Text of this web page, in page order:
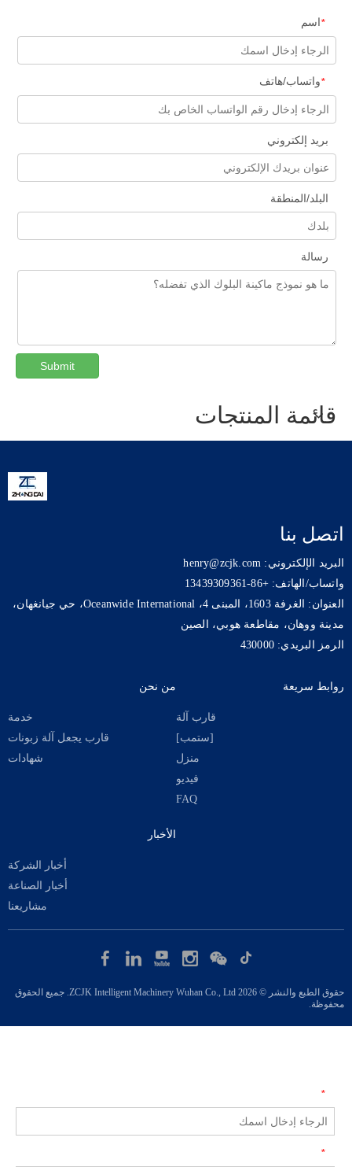
*اسم
*واتساب/هاتف
بريد إلكتروني
البلد/المنطقة
رسالة
Submit
قائمة المنتجات
اتصل بنا
البريد الإلكتروني: henry@zcjk.com
واتساب/الهاتف: +86-13439309361
العنوان: الغرفة 1603، المبنى 4، Oceanwide International، حي جيانغهان،
مدينة ووهان، مقاطعة هوبي، الصين
الرمز البريدي: 430000
من نحن
خدمة
قارب يجعل آلة زبونات
شهادات
روابط سريعة
قارب آلة
[ستمب]
منزل
فيديو
FAQ
الأخبار
أخبار الشركة
أخبار الصناعة
مشاريعنا
حقوق الطبع والنشر © 2026 ZCJK Intelligent Machinery Wuhan Co., Ltd. جميع الحقوق
محفوظة.
*
*